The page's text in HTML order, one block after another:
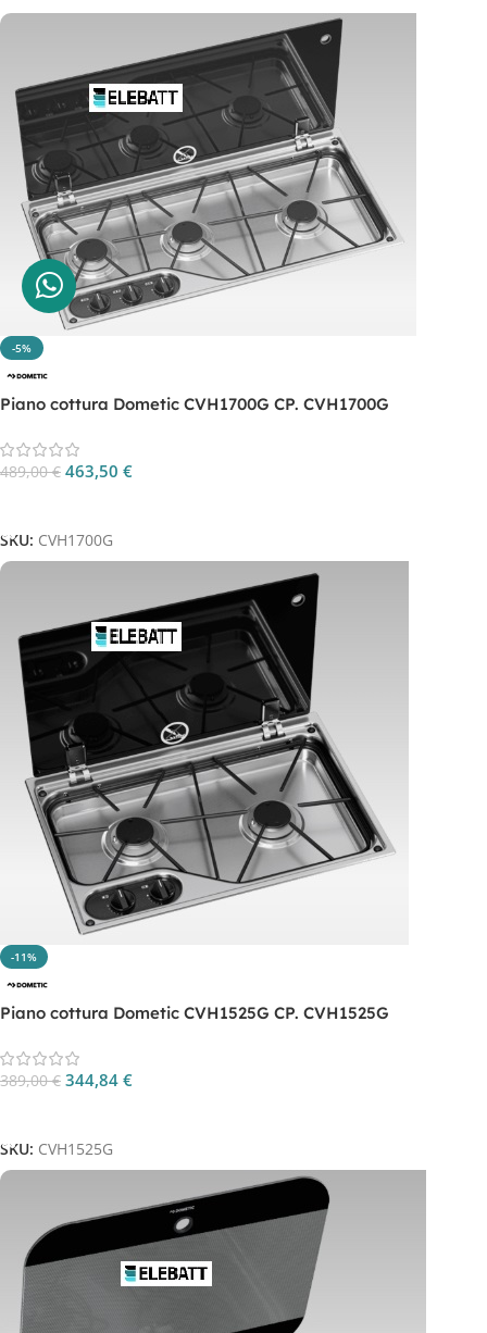
-5%
Piano cottura Dometic CVH1700G CP. CVH1700G
489,00€ 463,50 €
SKU: CVH1700G
-11%
Piano cottura Dometic CVH1525G CP. CVH1525G
389,00€ 344,84 €
SKU: CVH1525G